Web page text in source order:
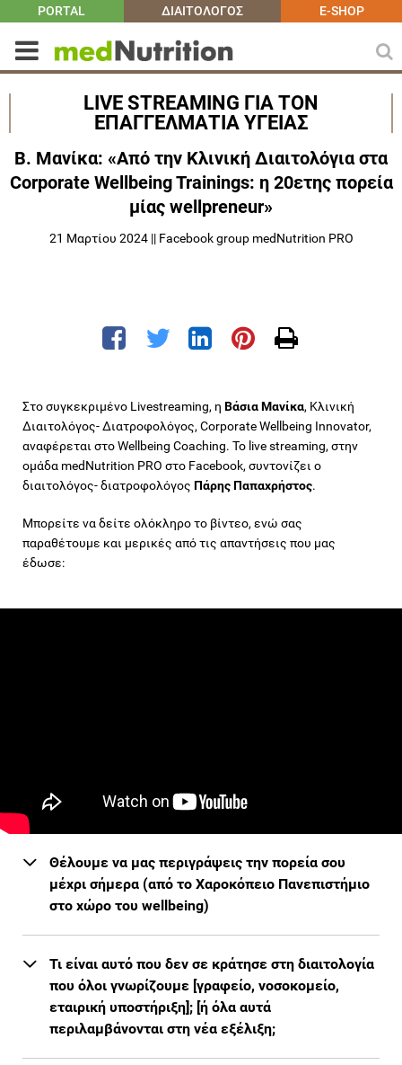
PORTAL ΔΙΑΙΤΟΛΟΓΟΣ E-SHOP
LIVE STREAMING ΓΙΑ ΤΟΝ
ΕΠΑΓΓΕΛΜΑΤΙΑ ΥΓΕΙΑΣ
Β. Μανίκα: «Από την Κλινική Διαιτολόγια στα
Corporate Wellbeing Trainings: η 20ετης πορεία
μίας wellpreneur»
21 Μαρτίου 2024 || Facebook group medNutrition PRO
Στο συγκεκριμένο Livestreaming, η Βάσια Μανίκα, Κλινική
Διαιτολόγος- Διατροφολόγος, Corporate Wellbeing Innovator,
αναφέρεται στο Wellbeing Coaching. Το live streaming, στην
ομάδα medNutrition PRO στο Facebook, συντονίζει ο
διαιτολόγος- διατροφολόγος Πάρης Παπαχρήστος.
Μπορείτε να δείτε ολόκληρο το βίντεο, ενώ σας
παραθέτουμε και μερικές από τις απαντήσεις που μας
έδωσε:
Θέλουμε να μας περιγράψεις την πορεία σου
μέχρι σήμερα (από το Χαροκόπειο Πανεπιστήμιο
στο χώρο του wellbeing)
Τι είναι αυτό που δεν σε κράτησε στη διαιτολογία
που όλοι γνωρίζουμε [γραφείο, νοσοκομείο,
εταιρική υποστήριξη]; [ή όλα αυτά
περιλαμβάνονται στη νέα εξέλιξη;